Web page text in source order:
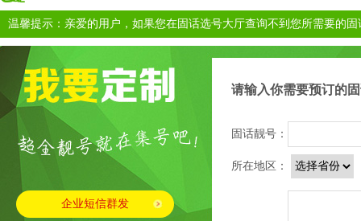
温馨提示：亲爱的用户，如果您在固话选号大厅查询不到您所需要的
企业短信群发
请输入你需要预订的
固话靓号：
所在地区：